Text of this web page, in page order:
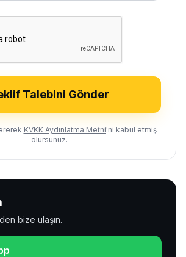
Talebini Gönder
KVKK Aydınlatma Metni'ni kabul etmiş
olursunuz.
bize ulaşın.